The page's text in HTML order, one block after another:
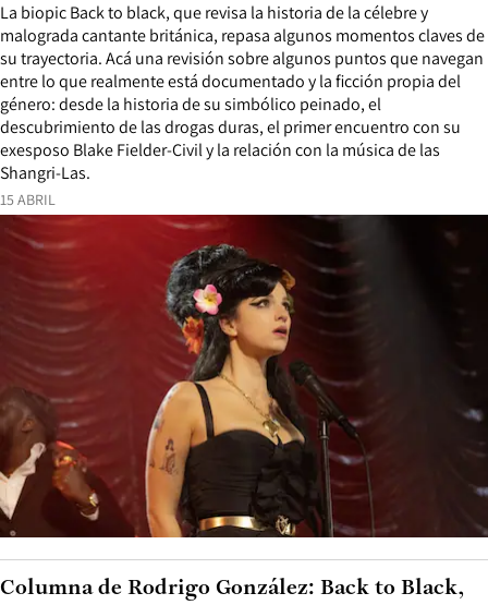
15 ABRIL
La biopic Back to black, que revisa la historia de la célebre y
malograda cantante británica, repasa algunos momentos claves de
su trayectoria. Acá una revisión sobre algunos puntos que navegan
entre lo que realmente está documentado y la ficción propia del
género: desde la historia de su simbólico peinado, el
descubrimiento de las drogas duras, el primer encuentro con su
exesposo Blake Fielder-Civil y la relación con la música de las
Shangri-Las.
Columna de Rodrigo González: Back to Black,